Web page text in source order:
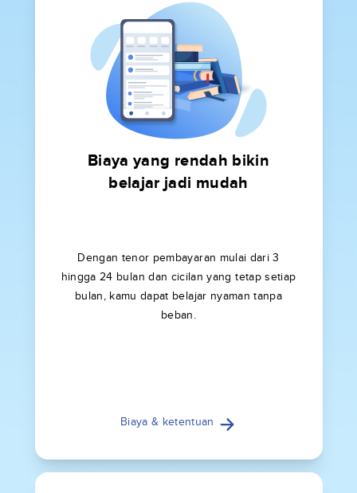
Biaya yang rendah bikin
belajar jadi mudah
Dengan tenor pembayaran mulai dari 3
hingga 24 bulan dan cicilan yang tetap setiap
bulan, kamu dapat belajar nyaman tanpa
beban.
Biaya & ketentuan